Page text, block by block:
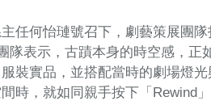
任何怡璉號召下，劇藝策展團
表示，古蹟本身的時空感，正
裝實品，並搭配當時的劇場燈
時，就如同親手按下「Rewind